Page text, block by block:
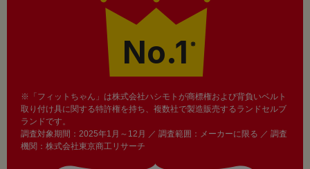
No.1 ※
※「フィットちゃん」は株式会社ハシモトが商標権および背負いベルト
取り付け具に関する特許権を持ち、複数社で製造販売するランドセルブ
ランドです。
調査対象期間：2025年1月～12月 ／ 調査範囲：メーカーに限る ／ 調査
機関：株式会社東京商工リサーチ